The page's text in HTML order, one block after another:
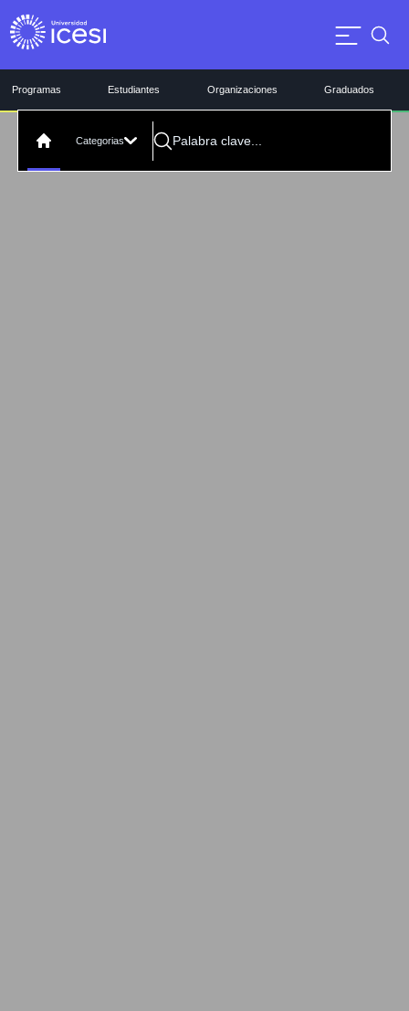
Programas Estudiantes Organizaciones Graduados
Categorias